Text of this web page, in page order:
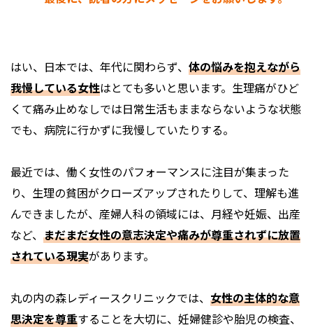
はい、日本では、年代に関わらず、 体の悩みを抱えながら
我慢している女性はとても多いと思います。生理痛がひど
くて痛み止めなしでは日常生活もままならないような状態
でも、病院に行かずに我慢していたりする。
最近では、働く女性のパフォーマンスに注目が集まった
り、生理の貧困がクローズアップされたりして、理解も進
んできましたが、産婦人科の領域には、月経や妊娠、出産
など、 まだまだ女性の意志決定や痛みが尊重されずに放置
されている現実があります。
丸の内の森レディースクリニックでは、 女性の主体的な意
思決定を尊重することを大切に、妊婦健診や胎児の検査、